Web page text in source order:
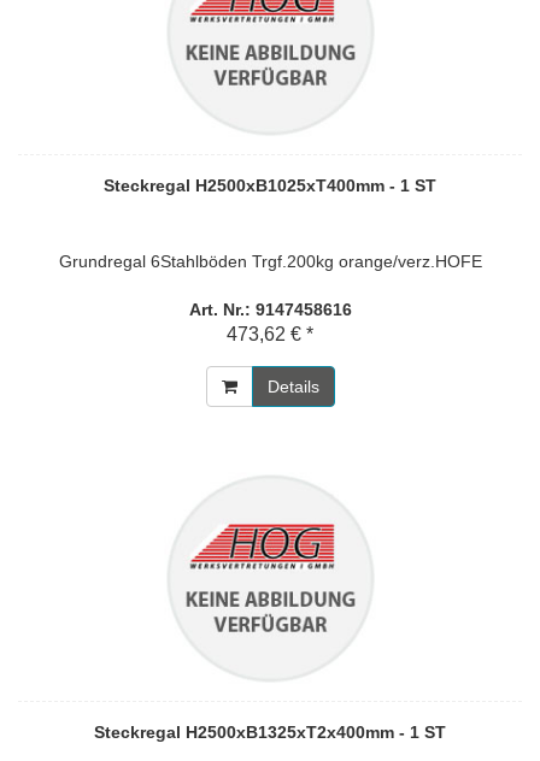
Steckregal H2500xB1025xT400mm - 1 ST
Grundregal 6Stahlböden Trgf.200kg orange/verz.HOFE
Art. Nr.: 9147458616
473,62 € *
Details
Steckregal H2500xB1325xT2x400mm - 1 ST